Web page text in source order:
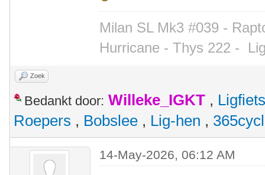
Milan SL Mk3 #039 -
Hurricane - Thys 222 -
Zoek
Bedankt door: Willeke_IGKT ,
Roepers , Bobslee , Lig-hen ,
14-May-2026, 06:12 AM